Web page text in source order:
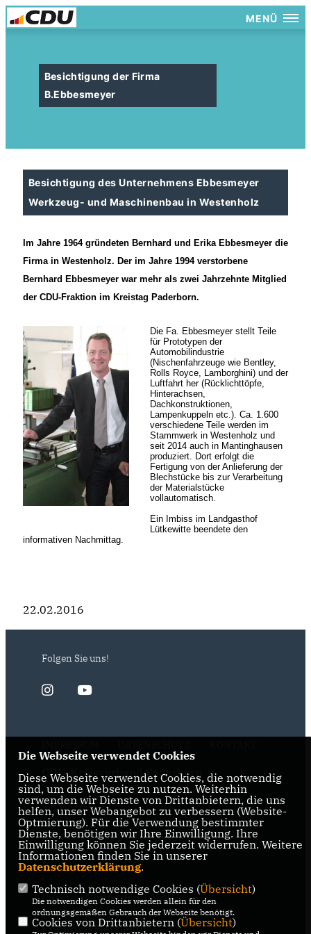
MENÜ
Besichtigung der Firma
B.Ebbesmeyer
Besichtigung des Unternehmens Ebbesmeyer
Werkzeug- und Maschinenbau in Westenholz
Im Jahre 1964 gründeten Bernhard und Erika Ebbesmeyer die
Firma in Westenholz. Der im Jahre 1994 verstorbene
Bernhard Ebbesmeyer war mehr als zwei Jahrzehnte Mitglied
der CDU-Fraktion im Kreistag Paderborn.
Die Fa. Ebbesmeyer stellt Teile
für Prototypen der
Automobilindustrie
(Nischenfahrzeuge wie Bentley,
Rolls Royce, Lamborghini) und der
Luftfahrt her (Rücklichttöpfe,
Hinterachsen,
Dachkonstruktionen,
Lampenkuppeln etc.). Ca. 1.600
verschiedene Teile werden im
Stammwerk in Westenholz und
seit 2014 auch in Mantinghausen
produziert. Dort erfolgt die
Fertigung von der Anlieferung der
Blechstücke bis zur Verarbeitung
der Materialstücke
vollautomatisch.
Ein Imbiss im Landgasthof
Lütkewitte beendete den
informativen Nachmittag.
22.02.2016
Folgen Sie uns!
CDU-Kreisverband Paderborn
CDU-NRW
Bernhard Hoppe-Biermeyer MdL
CDU Deutschlands
Carsten Linnemann MdB
Friedrich Merz MdB
Die Webseite verwendet Cookies
Diese Webseite verwendet Cookies, die notwendig
sind, um die Webseite zu nutzen. Weiterhin
verwenden wir Dienste von Drittanbietern, die uns
helfen, unser Webangebot zu verbessern (Website-
Optmierung). Für die Verwendung bestimmter
Dienste, benötigen wir Ihre Einwilligung. Ihre
Einwilligung können Sie jederzeit widerrufen. Weitere
Informationen finden Sie in unserer
Datenschutzerklärung.
Technisch notwendige Cookies (Übersicht)
Die notwendigen Cookies werden allein für den
ordnungsgemäßen Gebrauch der Webseite benötigt.
Cookies von Drittanbietern (Übersicht)